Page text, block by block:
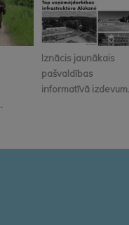
Iznācis jaunākais
pašvaldības
informatīvā izdevum...